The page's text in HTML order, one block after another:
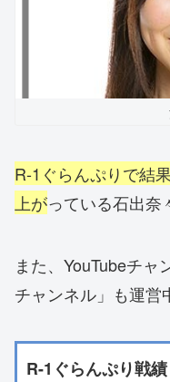
R-1ぐらんぷりで結
上がっている石出奈
また、YouTubeチャ
チャンネル」も運営
R-1ぐらんぷり戦績